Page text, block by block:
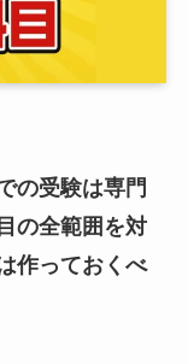
の受験は専門
の全範囲を対
作っておくべ